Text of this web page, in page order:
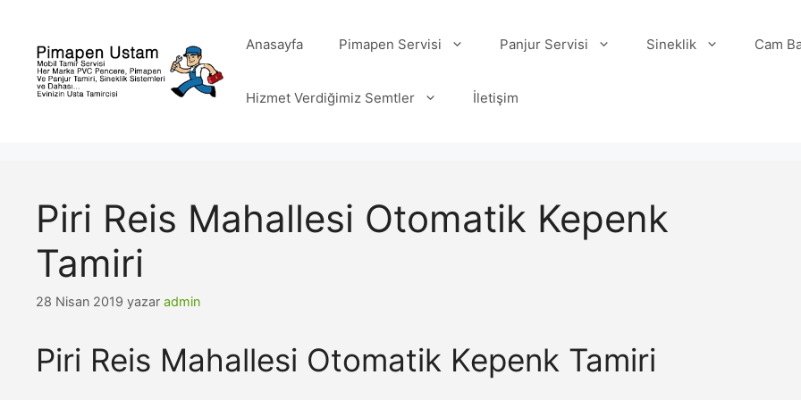
Anasayfa Pimapen Servisi Panjur Servisi Sineklik Cam
Hizmet Verdiğimiz Semtler İletişim
Piri Reis Mahallesi Otomatik Kepenk
Tamiri
28 Nisan 2019 yazar admin
Piri Reis Mahallesi Otomatik Kepenk Tamiri